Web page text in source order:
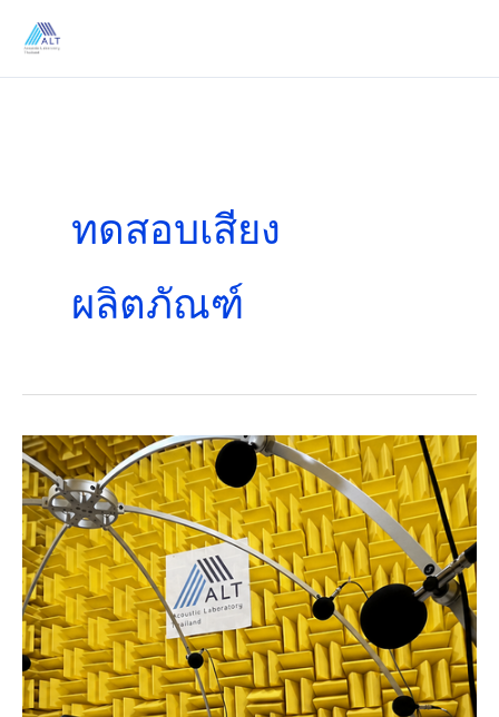
content
ทดสอบเสียง
ผลิตภัณฑ์
บริการ
ทดสอบ
เสียง
ผลิตภัณฑ์
Sound
Power,
Sound
Pressure